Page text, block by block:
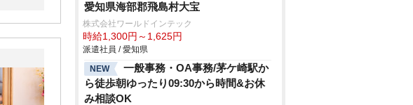
愛知県海部郡飛島村大宝
株式会社ワールドインテック
時給1,300円～1,625円
派遣社員 / 愛知県
NEW
一般事務・OA事務/茅ケ崎駅か
ら徒歩朝ゆったり09:30から時間&お休
み相談OK